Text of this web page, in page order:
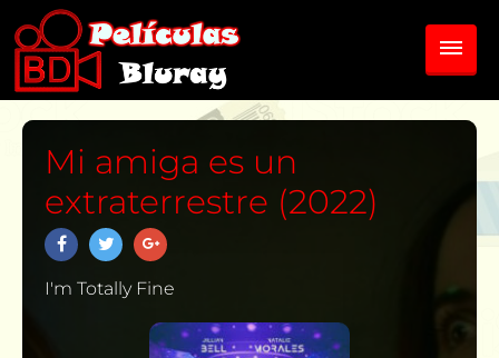
Mi amiga es un
extraterrestre (2022)
I'm Totally Fine